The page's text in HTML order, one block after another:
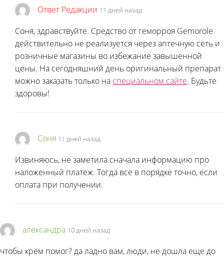
Ответ Редакции 11 дней назад
Соня, здравствуйте. Средство от геморроя Gemorole
действительно не реализуется через аптечную сеть и
розничные магазины во избежание завышенной
цены. На сегодняшний день оригинальный препарат
можно заказать только на специальном сайте. Будьте
здоровы!
Соня 11 дней назад
Извиняюсь, не заметила сначала информацию про
наложенный платеж. Тогда все в порядке точно, если
оплата при получении.
александра 10 дней назад
чтобы крем помог? да ладно вам, люди, не дошла еще до